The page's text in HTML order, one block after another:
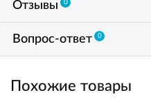
Отзывы 0
Вопрос-ответ 0
Похожие товары